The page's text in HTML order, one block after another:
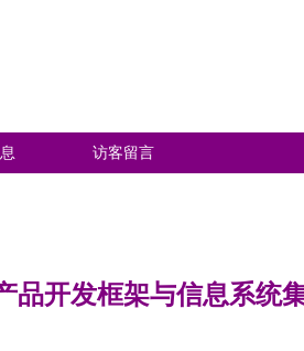
访客留言
品开发框架与信息系统